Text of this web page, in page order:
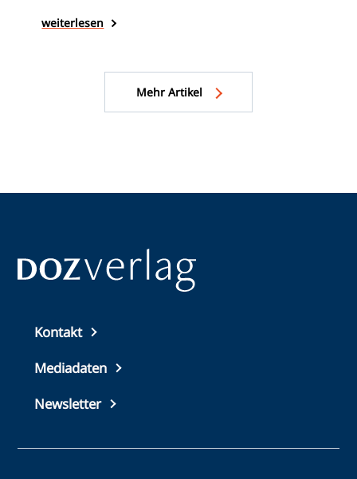
weiterlesen
können selbst geringgradige Hörstörungen den
beeinträchtigen. Für Hörakustikerinnen und
Hörakustiker mit pädakustischem Schwerpunkt ist
es deshalb entscheidend, diese Störungen zu
Mehr Artikel
Top
footer
Kontakt
Mediadaten
Newsletter